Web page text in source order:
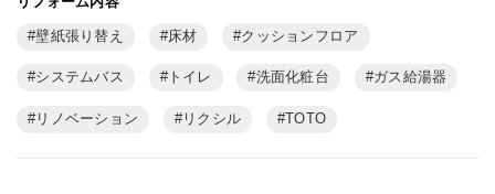
壁紙張り替え 床材 クッションフロア
システムバス トイレ 洗面化粧台 ガス給湯器
リノベーション リクシル TOTO